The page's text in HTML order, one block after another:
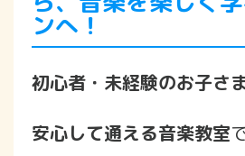
ンへ！
初心者・未経験のお子さ
安心して通える音楽教室